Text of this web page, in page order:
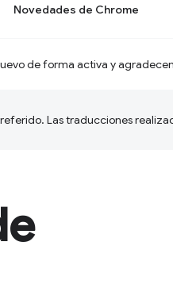
Novedades de Chrome
de forma activa y
Las traducciones